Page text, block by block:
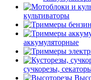
культиваторы
аккумуляторные
сучкорезы,